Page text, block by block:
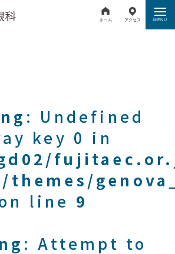
: Undefined
key 0 in
themes/
line 9
: Attempt to